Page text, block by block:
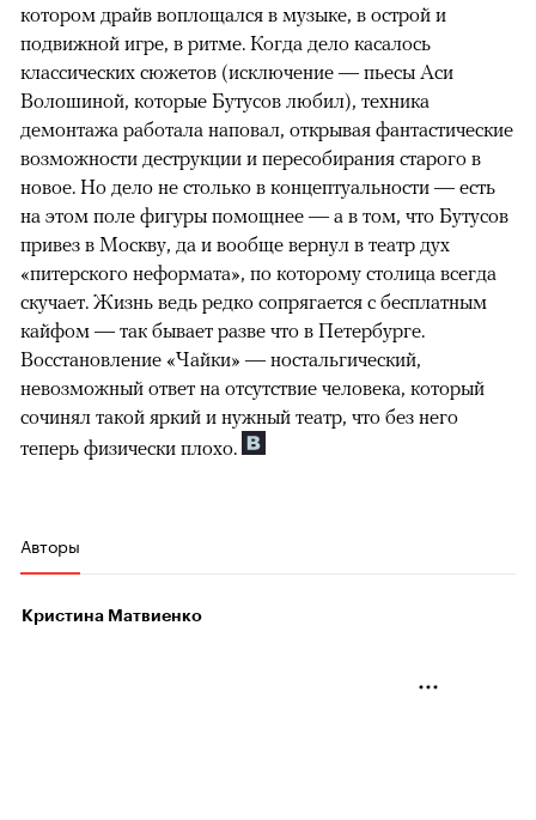
котором драйв воплощался в музыке, в острой и
подвижной игре, в ритме. Когда дело касалось
классических сюжетов (исключение — пьесы Аси
Волошиной, которые Бутусов любил), техника
демонтажа работала наповал, открывая фантастические
возможности деструкции и пересобирания старого в
новое. Но дело не столько в концептуальности — есть
на этом поле фигуры помощнее — а в том, что Бутусов
привез в Москву, да и вообще вернул в театр дух
«питерского неформата», по которому столица всегда
скучает. Жизнь ведь редко сопрягается с бесплатным
кайфом — так бывает разве что в Петербурге.
Восстановление «Чайки» — ностальгический,
невозможный ответ на отсутствие человека, который
сочинял такой яркий и нужный театр, что без него
теперь физически плохо.
Авторы
Кристина Матвиенко